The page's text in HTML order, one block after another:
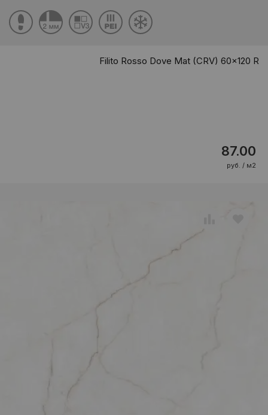
Filito Rosso Dove Mat (CRV) 60x120 R
87.00
руб. / м2